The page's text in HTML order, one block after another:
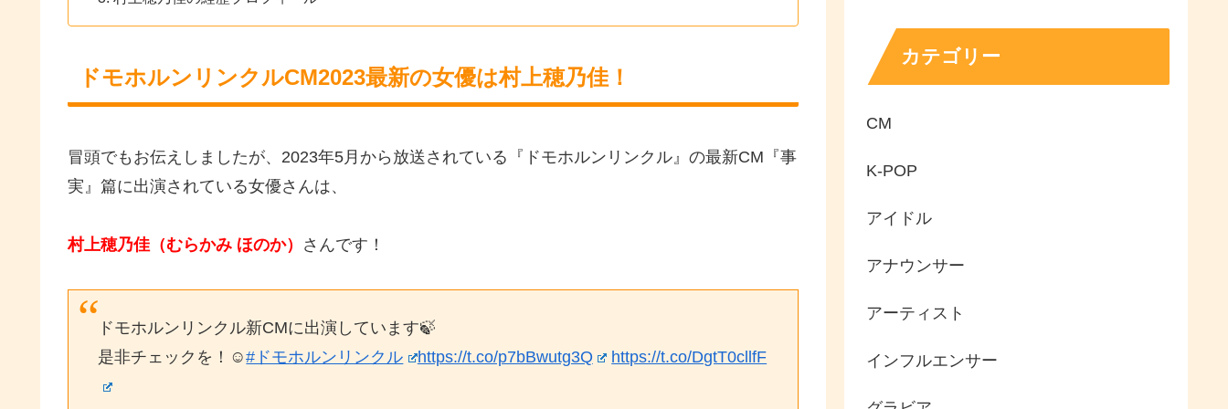
ドモホルンリンクルCM2023最新の女優は村上穂乃佳！
冒頭でもお伝えしましたが、2023年5月から放送されている『ドモホルンリンクル』の最新CM『事
実』篇に出演されている女優さんは、
村上穂乃佳（むらかみ ほのか） さんです！
ドモホルンリンクル新CMに出演しています🍃
是非チェックを！☺︎#ドモホルンリンクル https://t.co/p7bBwutg3Q https://t.co/DgtT0cllfF
カテゴリー
CM
K-POP
アイドル
アナウンサー
アーティスト
インフルエンサー